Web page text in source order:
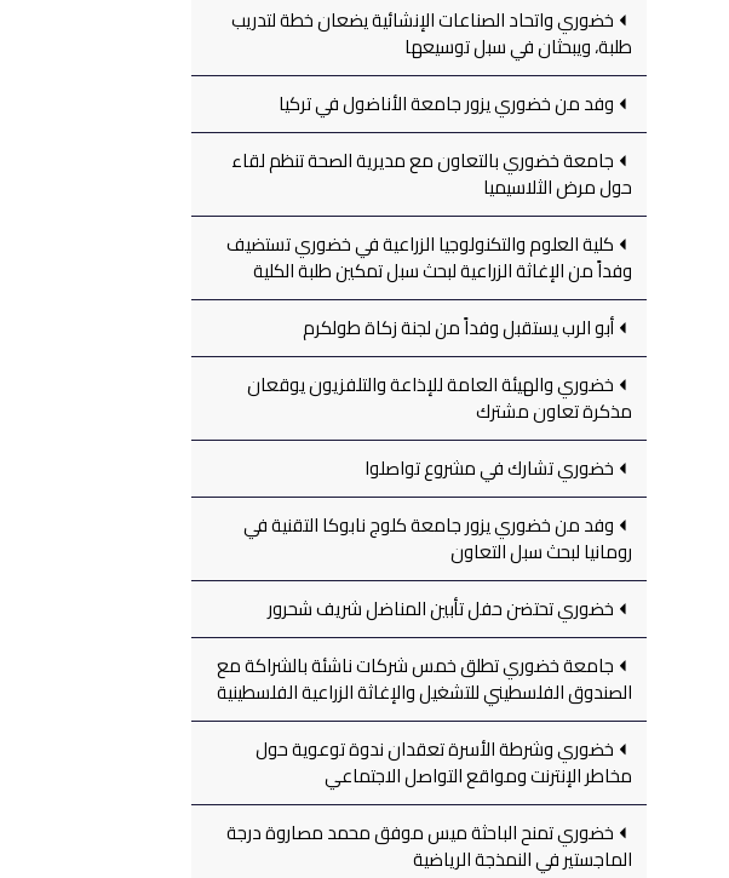
خضوري واتحاد الصناعات الإنشائية يضعان خطة لتدريب
طلبة، ويبحثان في سبل توسيعها
وفد من خضوري يزور جامعة الأناضول في تركيا
جامعة خضوري بالتعاون مع مديرية الصحة تنظم لقاء
حول مرض الثلاسيميا
كلية العلوم والتكنولوجيا الزراعية في خضوري تستضيف
وفداً من الإغاثة الزراعية لبحث سبل تمكين طلبة الكلية
أبو الرب يستقبل وفداً من لجنة زكاة طولكرم
خضوري والهيئة العامة للإذاعة والتلفزيون يوقعان
مذكرة تعاون مشترك
خضوري تشارك في مشروع تواصلوا
وفد من خضوري يزور جامعة كلوج نابوكا التقنية في
رومانيا لبحث سبل التعاون
خضوري تحتضن حفل تأبين المناضل شريف شحرور
جامعة خضوري تطلق خمس شركات ناشئة بالشراكة مع
الصندوق الفلسطيني للتشغيل والإغاثة الزراعية الفلسطينية
خضوري وشرطة الأسرة تعقدان ندوة توعوية حول
مخاطر الإنترنت ومواقع التواصل الاجتماعي
خضوري تمنح الباحثة ميس موفق محمد مصاروة درجة
الماجستير في النمذجة الرياضية